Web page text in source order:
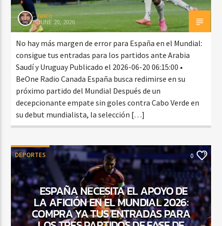
rasco
JUNE 20, 2026
No hay más margen de error para España en el Mundial:
consigue tus entradas para los partidos ante Arabia
Saudí y Uruguay Publicado el 2026-06-20 06:15:00 •
BeOne Radio Canada España busca redimirse en su
próximo partido del Mundial Después de un
decepcionante empate sin goles contra Cabo Verde en
su debut mundialista, la selección […]
DEPORTES 0
ESPAÑA NECESITA EL APOYO DE
LA AFICIÓN EN EL MUNDIAL 2026:
COMPRA YA TUS ENTRADAS PARA